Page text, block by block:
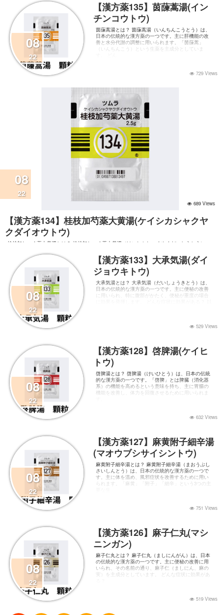
08
22
【漢方薬135】茵蔯蒿湯(イン
チンコウトウ)
729 Views
茵蔯蒿湯とは？ 茵蔯蒿湯（いんちんこうとう）は、
日本の伝統的な漢方薬の一つです。主に肝機能の改
善と水分代謝の調整に用いられます。「茵蔯蒿」
（いんちんこう）という生薬を主成分としていま
08
22
689 Views
【漢方薬134】桂枝加芍薬大黄湯(ケイシカシャクヤ
クダイオウトウ)
桂枝加しゃく薬大黄湯とは？ 桂枝加しゃく薬大黄湯（けいしかしゃくやくだいおうとう）
的体力のない人向けの処方です。 どんな症状に効果がある？ 以下のような症状がある方にお
すすめです： 腹部膨満感 腸内の
08
22
【漢方薬133】大承気湯(ダイ
ジョウキトウ)
529 Views
大承気湯とは？ 大承気湯（だいしょうきとう）は、
日本の伝統的な漢方薬の一つです。主に便秘の改善
に用いられ、特に腹部がかたく、便秘が重度の場合
08
22
【漢方薬128】啓脾湯(ケイヒ
トウ)
632 Views
啓脾湯とは？ 啓脾湯（けいひとう）は、日本の伝統
的な漢方薬の一つです。「啓脾」とは脾臓（消化器
系）の機能を高めるという意味を持ち、主に胃腸の
機能を改善し、体力を回復させるために用いられま
08
22
【漢方薬127】麻黄附子細辛湯
(マオウブシサイシントウ)
751 Views
麻黄附子細辛湯とは？ 麻黄附子細辛湯（まおうぶし
さいしんとう）は、日本の伝統的な漢方薬の一つで
す。主に体を温め、風邪症状を改善するために用い
られます。「麻黄」「附子」「細辛」という3つの主
08
22
【漢方薬126】麻子仁丸(マシ
ニンガン)
519 Views
麻子仁丸とは？ 麻子仁丸（ましにんがん）は、日本
の伝統的な漢方薬の一つです。主に便秘の改善に用
いられ、その名前の通り、麻子仁（ましにん、麻の
実）を主成分としています。 どんな症状に効果があ